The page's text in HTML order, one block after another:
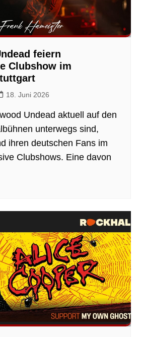
feiern
Clubshow im
18. Juni 2026
Undead aktuell auf den
unterwegs sind,
ihren deutschen Fans im
Clubshows. Eine davon